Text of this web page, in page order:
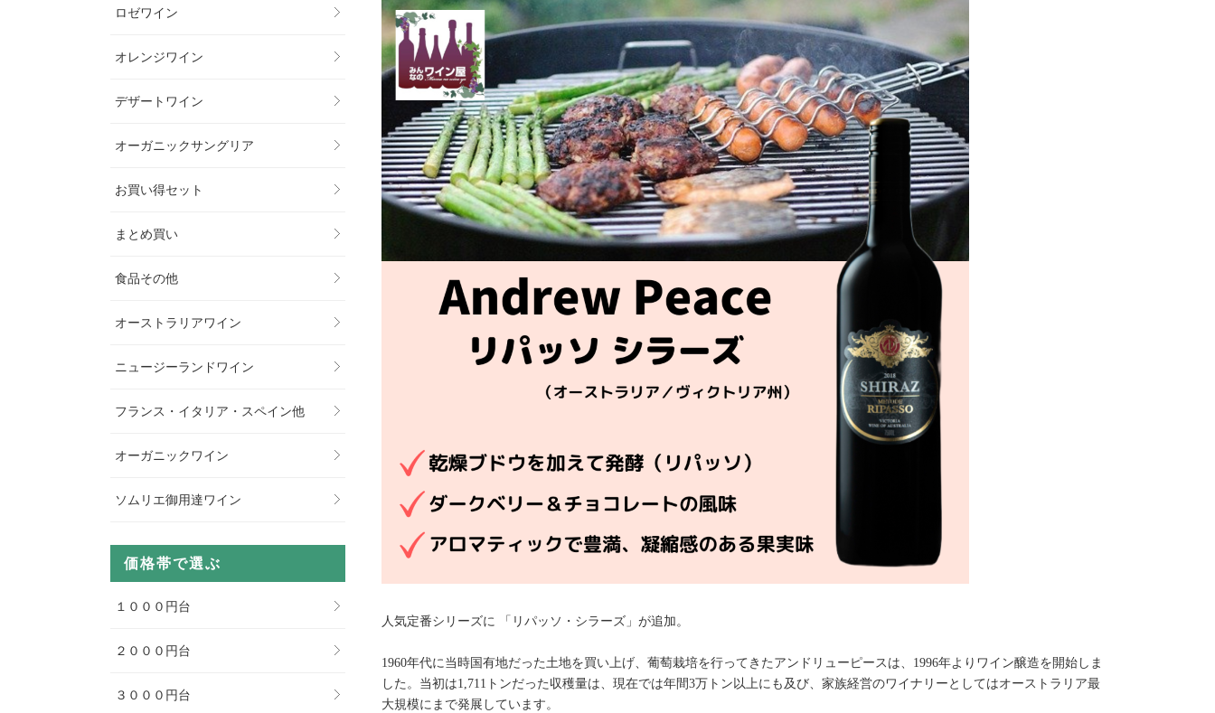
人気定番シリーズに 「リパッソ・シラーズ」が追加。
1960年代に当時国有地だった土地を買い上げ、葡萄栽培を行ってきたアンドリューピースは、1996年よりワイン醸造を開始しま
した。当初は1,711トンだった収穫量は、現在では年間3万トン以上にも及び、家族経営のワイナリーとしてはオーストラリア最
大規模にまで発展しています。
ロゼワイン
オレンジワイン
デザートワイン
オーガニックサングリア
お買い得セット
まとめ買い
食品その他
オーストラリアワイン
ニュージーランドワイン
フランス・イタリア・スペイン他
オーガニックワイン
ソムリエ御用達ワイン
価格帯で選ぶ
１０００円台
２０００円台
３０００円台